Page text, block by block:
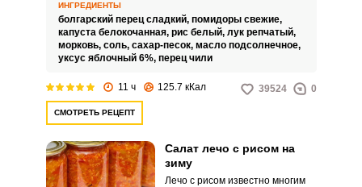
порадует вас своим богатым
вкусом и позволит быстро
подать на стол готовую закуску.
ИНГРЕДИЕНТЫ
болгарский перец сладкий, помидоры свежие,
капуста белокочанная, рис белый, лук репчатый,
морковь, соль, сахар-песок, масло подсолнечное,
уксус яблочный 6%, перец чили
11 ч 125.7 кКал 39524 0
СМОТРЕТЬ РЕЦЕПТ
Салат лечо с рисом на
зиму
Лечо с рисом известно многим